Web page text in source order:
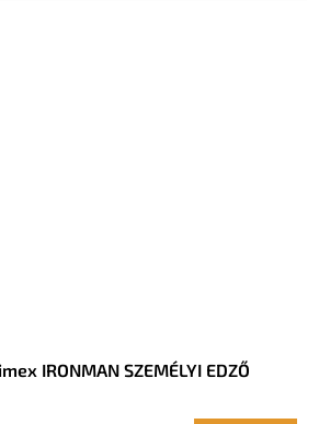
IRONMAN SZEMÉLYI EDZŐ